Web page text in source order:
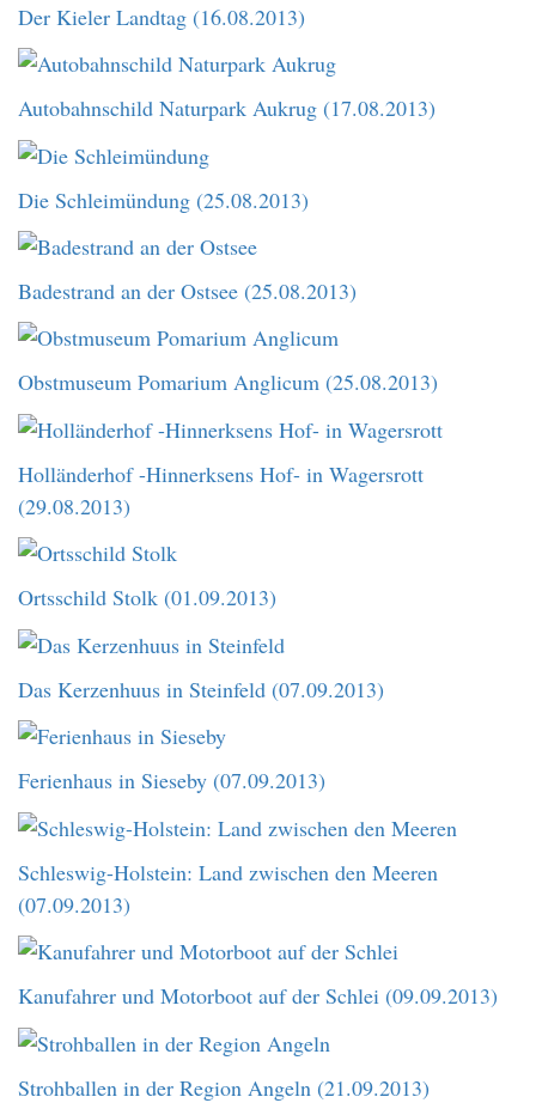
Der Kieler Landtag (16.08.2013)
Autobahnschild Naturpark Aukrug (17.08.2013)
Die Schleimündung (25.08.2013)
Badestrand an der Ostsee (25.08.2013)
Obstmuseum Pomarium Anglicum (25.08.2013)
Holländerhof -Hinnerksens Hof- in Wagersrott
(29.08.2013)
Ortsschild Stolk (01.09.2013)
Das Kerzenhuus in Steinfeld (07.09.2013)
Ferienhaus in Sieseby (07.09.2013)
Schleswig-Holstein: Land zwischen den Meeren
(07.09.2013)
Kanufahrer und Motorboot auf der Schlei (09.09.2013)
Strohballen in der Region Angeln (21.09.2013)